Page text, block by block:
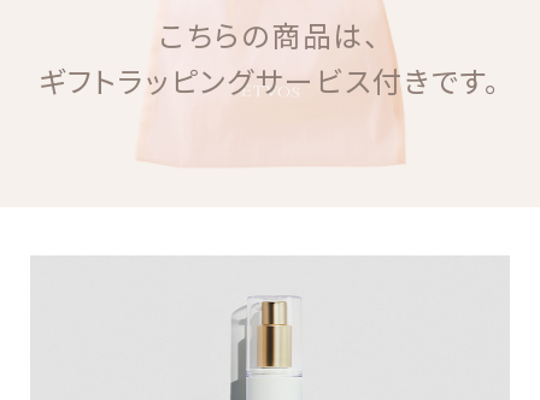
こちらの商品は、
ギフトラッピングサービス付きです。